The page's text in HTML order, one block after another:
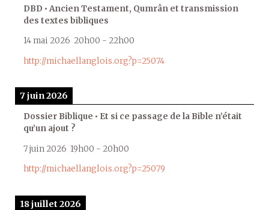
DBD • Ancien Testament, Qumrân et transmission
des textes bibliques
14 mai 2026 20h00 - 22h00
http://michaellanglois.org?p=25074
7 juin 2026
Dossier Biblique • Et si ce passage de la Bible n’était
qu’un ajout ?
7 juin 2026 19h00 - 20h00
http://michaellanglois.org?p=25079
18 juillet 2026